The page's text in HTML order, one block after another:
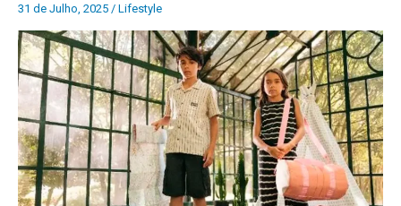
31 de Julho, 2025 / Lifestyle